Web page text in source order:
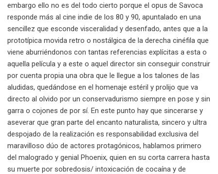
embargo ello no es del todo cierto porque el opus de Savoca
responde más al cine indie de los 80 y 90, apuntalado en una
sencillez que esconde visceralidad y desenfado, antes que a la
prototípica movida retro o nostálgica de la derecha cinéfila que
viene aburriéndonos con tantas referencias explícitas a esta o
aquella película y a este o aquel director sin conseguir construir
por cuenta propia una obra que le llegue a los talones de las
aludidas, quedándose en el homenaje estéril y prolijo que va
directo al olvido por un conservadurismo siempre en pose y sin
garra o cojones de por sí. En este punto hay que sincerarse y
aseverar que gran parte del encanto naturalista, sincero y ultra
despojado de la realización es responsabilidad exclusiva del
maravilloso dúo de actores protagónicos, hablamos primero
del malogrado y genial Phoenix, quien en su corta carrera hasta
su muerte por sobredosis/ intoxicación de cocaína y de